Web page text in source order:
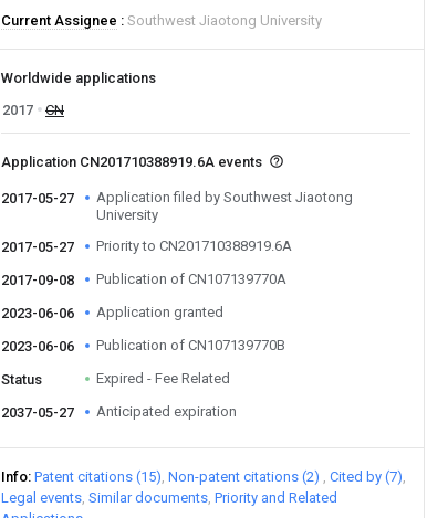
Current Assignee
Southwest Jiaotong University
Worldwide applications
2017
CN
Application CN201710388919.6A events
2017-05-27
Application filed by Southwest Jiaotong
University
2017-05-27
Priority to CN201710388919.6A
2017-09-08 Publication of CN107139770A
2023-06-06 Application granted
2023-06-06 Publication of CN107139770B
Status Expired - Fee Related
2037-05-27 Anticipated expiration
Info Patent citations (15) Non-patent citations (2)
Cited by (7)
Legal events Similar documents Priority and Related